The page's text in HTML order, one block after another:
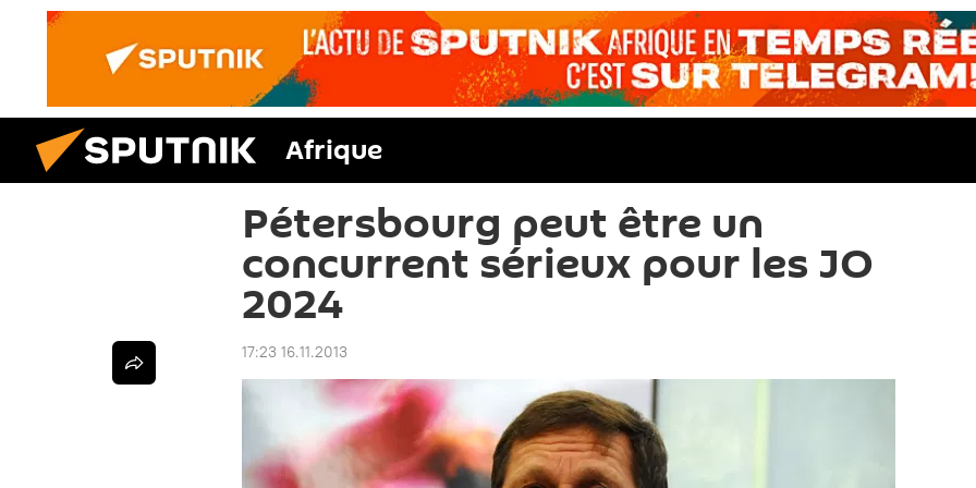
Afrique
Pétersbourg peut être un
concurrent sérieux pour les JO
2024
17:23 16.11.2013